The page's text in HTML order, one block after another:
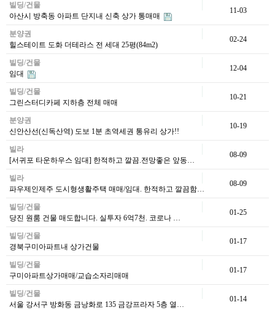
빌딩/건물
아산시 방축동 아파트 단지내 신축 상가 통매매
11-03
분양권
힐스테이트 도화 더테라스 전 세대 25평(84m2)
02-24
빌딩/건물
임대
12-04
빌딩/건물
그린스터디카페 지하층 전체 매매
10-21
분양권
신안산선(신독산역) 도보 1분 초역세권 통유리 상가!!
10-19
빌라
[서귀포 타운하우스 임대] 한적하고 깔끔.전망좋은 앞동…
08-09
빌라
파우제인제주 도시형생활주택 매매/임대. 한적하고 깔끔함…
08-09
빌딩/건물
당진 원룸 건물 매도합니다. 실투자 6억7천. 코로나 …
01-25
빌딩/건물
경북구미아파트내 상가건물
01-17
빌딩/건물
구미아파트상가매매/교습소자리매매
01-17
빌딩/건물
서울 강서구 방화동 금낭화로 135 금강프라자 5층 열…
01-14